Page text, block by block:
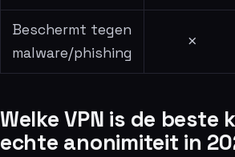
Beschermt tegen
malware/phishing
✗
Welke VPN is de beste
echte anonimiteit in